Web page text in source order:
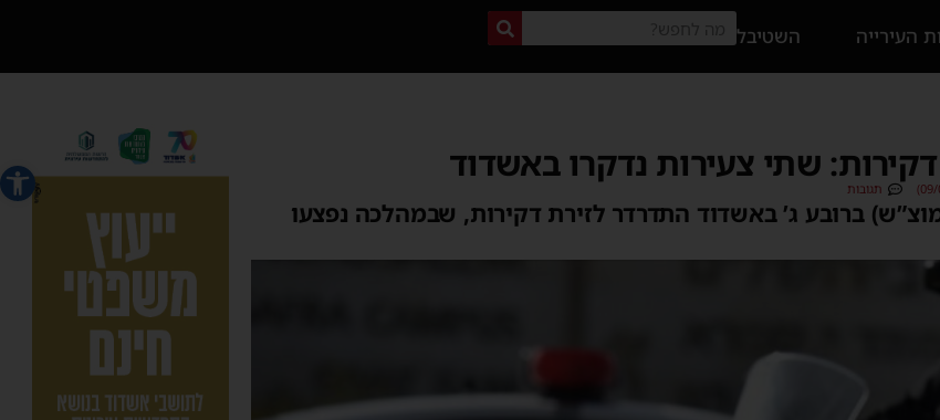
פתח
העירייה השטיבל
שתי צעירות נדקרו באשדוד
תגובות
ברובע ג’ באשדוד התדרדר לזירת דקירות, שבמהלכה נפצעו